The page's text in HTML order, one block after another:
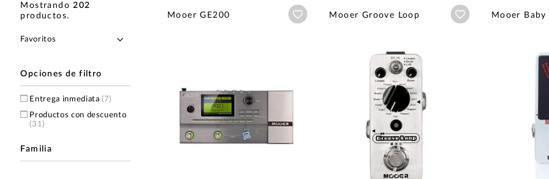
Mostrando 202
productos.
Opciones de filtro
Entrega inmediata(7)
Productos con descuento
(31)
Familia
Mooer GE200 Añadir a wishlist
Mooer Groove Loop Añadir a wishlist
Mooer Baby